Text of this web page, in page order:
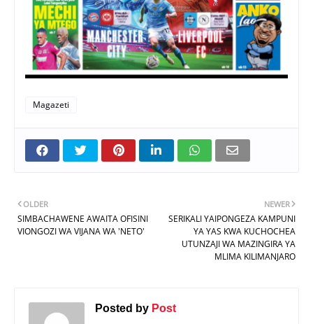
Magazeti
NEWER
SERIKALI YAIPONGEZA KAMPUNI
YA YAS KWA KUCHOCHEA
UTUNZAJI WA MAZINGIRA YA
MLIMA KILIMANJARO
OLDER
SIMBACHAWENE AWAITA OFISINI
VIONGOZI WA VIJANA WA 'NETO'
Posted by Post